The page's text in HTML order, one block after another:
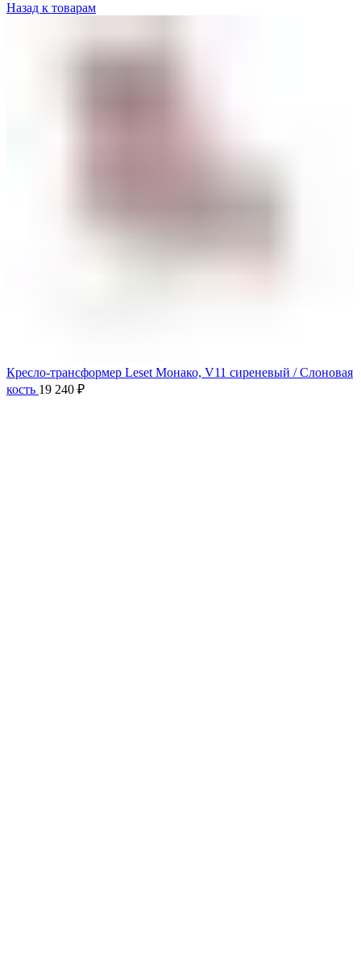
Назад к товарам
Кресло-трансформер Leset Монако, V11 сиреневый / Слоновая
кость 19 240 ₽